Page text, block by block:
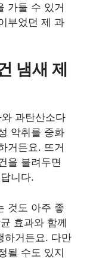
가둘 수 있거
부었던 제 과
냄새 제
과탄산소다
악취를 중화
거든요. 뜨거
을 불려두면
니다.
것도 아주 좋
효과와 함께
하거든요. 다만
될 수도 있지